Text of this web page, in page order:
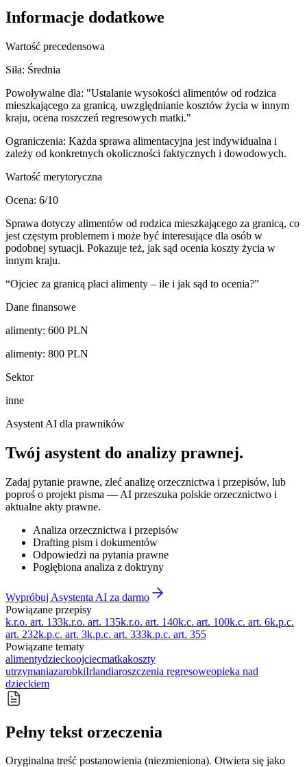
Informacje dodatkowe
Wartość precedensowa
Siła: Średnia
Powoływalne dla: "Ustalanie wysokości alimentów od rodzica
mieszkającego za granicą, uwzględnianie kosztów życia w innym
kraju, ocena roszczeń regresowych matki."
Ograniczenia: Każda sprawa alimentacyjna jest indywidualna i
zależy od konkretnych okoliczności faktycznych i dowodowych.
Wartość merytoryczna
Ocena: 6/10
Sprawa dotyczy alimentów od rodzica mieszkającego za granicą, co
jest częstym problemem i może być interesujące dla osób w
podobnej sytuacji. Pokazuje też, jak sąd ocenia koszty życia w
innym kraju.
“Ojciec za granicą płaci alimenty – ile i jak sąd to ocenia?”
Dane finansowe
alimenty: 600 PLN
alimenty: 800 PLN
Sektor
inne
Asystent AI dla prawników
Twój asystent do analizy prawnej.
Zadaj pytanie prawne, zleć analizę orzecznictwa i przepisów, lub
poproś o projekt pisma — AI przeszuka polskie orzecznictwo i
aktualne akty prawne.
Analiza orzecznictwa i przepisów
Drafting pism i dokumentów
Odpowiedzi na pytania prawne
Pogłębiona analiza z doktryny
Wypróbuj Asystenta AI za darmo
Powiązane przepisy
k.r.o. art. 133k.r.o. art. 135k.r.o. art. 140k.c. art. 100k.c. art. 6k.p.c.
art. 232k.p.c. art. 3k.p.c. art. 333k.p.c. art. 355
Powiązane tematy
alimentydzieckoojciecmatkakoszty
utrzymaniazarobkiIrlandiaroszczenia regresoweopieka nad
dzieckiem
Pełny tekst orzeczenia
Oryginalna treść postanowienia (niezmieniona). Otwiera się jako